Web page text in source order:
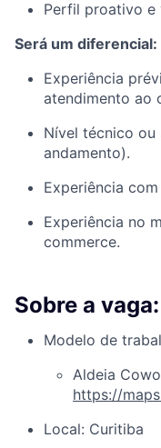
Perfil proativo e
Será um diferencial:
Experiência
atendimento ao
Nível técnico ou
andamento).
Experiência
Experiência no
commerce.
Sobre a vaga:
Modelo de
Aldeia
https://
Local: Curitiba